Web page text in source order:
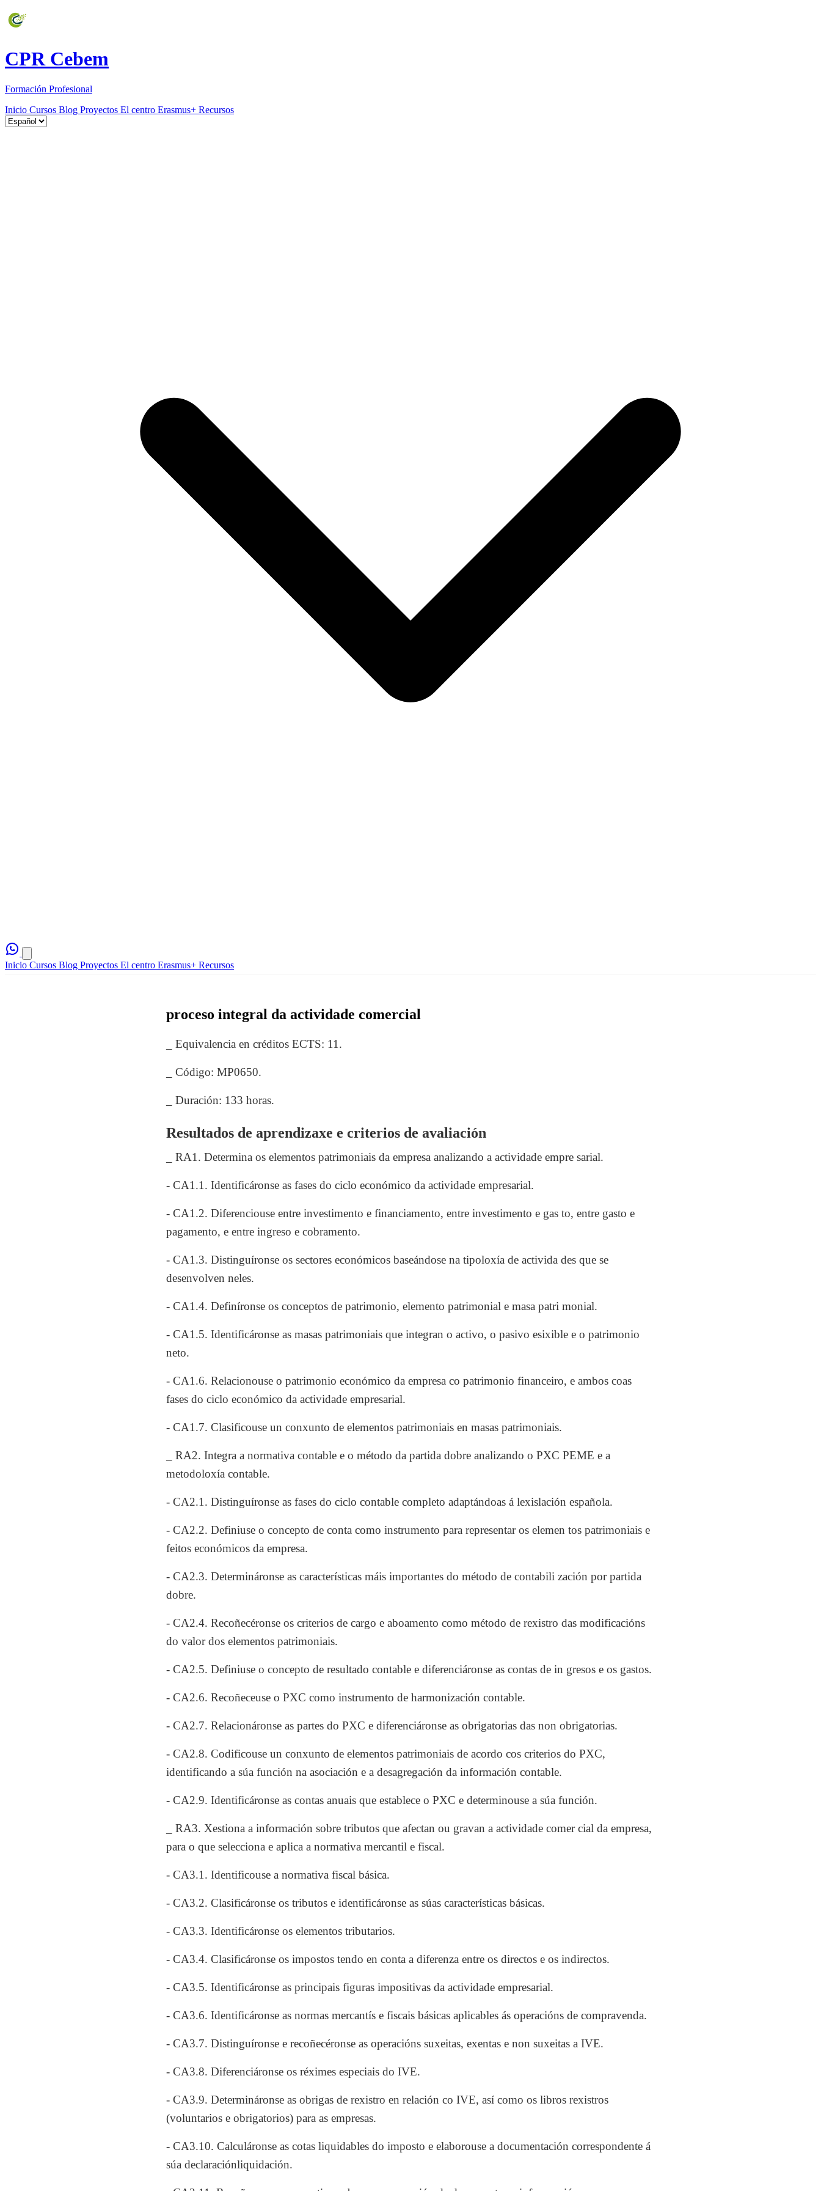
CPR Cebem
Formación Profesional
Inicio Cursos Blog Proyectos El centro Erasmus+ Recursos
Inicio Cursos Blog Proyectos El centro Erasmus+ Recursos
proceso integral da actividade comercial
_ Equivalencia en créditos ECTS: 11.
_ Código: MP0650.
_ Duración: 133 horas.
Resultados de aprendizaxe e criterios de avaliación
_ RA1. Determina os elementos patrimoniais da empresa analizando a actividade empre sarial.
- CA1.1. Identificáronse as fases do ciclo económico da actividade empresarial.
- CA1.2. Diferenciouse entre investimento e financiamento, entre investimento e gas to, entre gasto e
pagamento, e entre ingreso e cobramento.
- CA1.3. Distinguíronse os sectores económicos baseándose na tipoloxía de activida des que se
desenvolven neles.
- CA1.4. Definíronse os conceptos de patrimonio, elemento patrimonial e masa patri monial.
- CA1.5. Identificáronse as masas patrimoniais que integran o activo, o pasivo esixible e o patrimonio
neto.
- CA1.6. Relacionouse o patrimonio económico da empresa co patrimonio financeiro, e ambos coas
fases do ciclo económico da actividade empresarial.
- CA1.7. Clasificouse un conxunto de elementos patrimoniais en masas patrimoniais.
_ RA2. Integra a normativa contable e o método da partida dobre analizando o PXC PEME e a
metodoloxía contable.
- CA2.1. Distinguíronse as fases do ciclo contable completo adaptándoas á lexislación española.
- CA2.2. Definiuse o concepto de conta como instrumento para representar os elemen tos patrimoniais e
feitos económicos da empresa.
- CA2.3. Determináronse as características máis importantes do método de contabili zación por partida
dobre.
- CA2.4. Recoñecéronse os criterios de cargo e aboamento como método de rexistro das modificacións
do valor dos elementos patrimoniais.
- CA2.5. Definiuse o concepto de resultado contable e diferenciáronse as contas de in gresos e os gastos.
- CA2.6. Recoñeceuse o PXC como instrumento de harmonización contable.
- CA2.7. Relacionáronse as partes do PXC e diferenciáronse as obrigatorias das non obrigatorias.
- CA2.8. Codificouse un conxunto de elementos patrimoniais de acordo cos criterios do PXC,
identificando a súa función na asociación e a desagregación da información contable.
- CA2.9. Identificáronse as contas anuais que establece o PXC e determinouse a súa función.
_ RA3. Xestiona a información sobre tributos que afectan ou gravan a actividade comer cial da empresa,
para o que selecciona e aplica a normativa mercantil e fiscal.
- CA3.1. Identificouse a normativa fiscal básica.
- CA3.2. Clasificáronse os tributos e identificáronse as súas características básicas.
- CA3.3. Identificáronse os elementos tributarios.
- CA3.4. Clasificáronse os impostos tendo en conta a diferenza entre os directos e os indirectos.
- CA3.5. Identificáronse as principais figuras impositivas da actividade empresarial.
- CA3.6. Identificáronse as normas mercantís e fiscais básicas aplicables ás operacións de compravenda.
- CA3.7. Distinguíronse e recoñecéronse as operacións suxeitas, exentas e non suxeitas a IVE.
- CA3.8. Diferenciáronse os réximes especiais do IVE.
- CA3.9. Determináronse as obrigas de rexistro en relación co IVE, así como os libros rexistros
(voluntarios e obrigatorios) para as empresas.
- CA3.10. Calculáronse as cotas liquidables do imposto e elaborouse a documentación correspondente á
súa declaraciónliquidación.